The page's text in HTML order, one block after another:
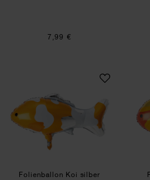
7,99 €
Folienballon Koi
Folienballon Koi silber